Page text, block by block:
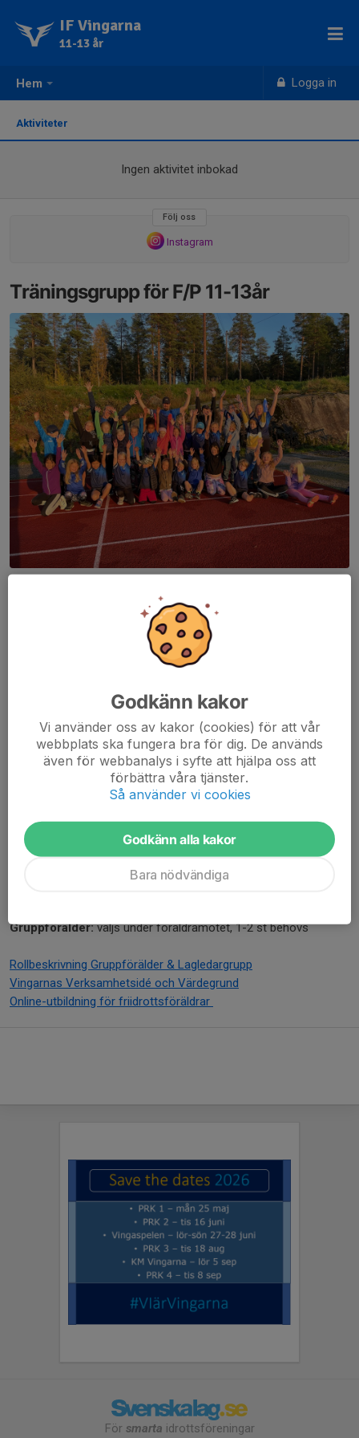
Hem Logga in
IF Vingarna
11-13 år
Aktiviteter
Ingen aktivitet inbokad
Följ oss
Instagram
Träningsgrupp för F/P 11-13år
Lekfull träning för våra medlemmar mellan 11-13 år.
Fokus under träningarna är att ha roligt och att få testa på olika
Tränar under utomhussäsongen 2026
Säsong: maj-september
Viktiga datum 2026
tis 12 maj Vingakvällen (Skyttis)
tis 16 juni 2:a PRK-tävlingen (Skyttis)
lör 27-28 juni Vingaspelen
Gruppförälder:väljs under föräldramötet, 1-2 st behövs
Rollbeskrivning Gruppförälder & Lagledargrupp
Vingarnas Verksamhetsidé och Värdegrund
Online-utbildning för friidrottsföräldrar
För smarta idrottsföreningar
Godkänn kakor
Vi använder oss av kakor (cookies) för att vår
webbplats ska fungera bra för dig. De används
även för webbanalys i syfte att hjälpa oss att
förbättra våra tjänster.
Så använder vi cookies
Godkänn alla kakor
Bara nödvändiga